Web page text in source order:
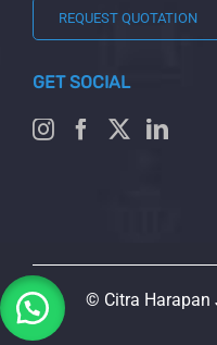
REQUEST QUOTATION
GET SOCIAL
© Citra Harapan